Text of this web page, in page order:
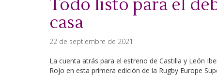
Todo listo para el
casa
22 de septiembre de 2021
La cuenta atrás para el estreno de Castilla y León
Rojo en esta primera edición de la Rugby Europe